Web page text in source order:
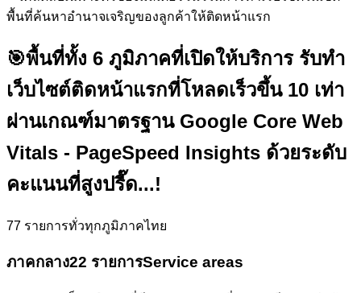
🎯พื้นที่ทั้ง 6 ภูมิภาคที่เปิดให้บริการ รับทำ
เว็บไซต์ติดหน้าแรกที่โหลดเร็วขึ้น 10 เท่า
ผ่านเกณฑ์มาตรฐาน Google Core Web
Vitals - PageSpeed Insights ด้วยระดับ
คะแนนที่สูงปรี๊ด...!
77 รายการทั่วทุกภูมิภาคไทย
ภาคกลาง22 รายการService areas